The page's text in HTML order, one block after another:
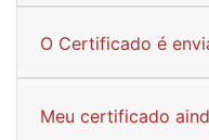
O Certificado é
Meu certificado